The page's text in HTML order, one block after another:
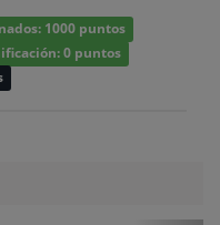
1000 puntos
0 puntos